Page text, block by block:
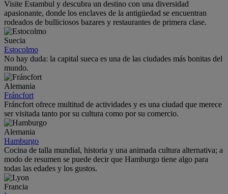
Visite Estambul y descubra un destino con una diversidad
apasionante, donde los enclaves de la antigüedad se encuentran
rodeados de bulliciosos bazares y restaurantes de primera clase.
Suecia
Estocolmo
No hay duda: la capital sueca es una de las ciudades más bonitas del
mundo.
Alemania
Fráncfort
Fráncfort ofrece multitud de actividades y es una ciudad que merece
ser visitada tanto por su cultura como por su comercio.
Alemania
Hamburgo
Cocina de talla mundial, historia y una animada cultura alternativa; a
modo de resumen se puede decir que Hamburgo tiene algo para
todas las edades y los gustos.
Francia